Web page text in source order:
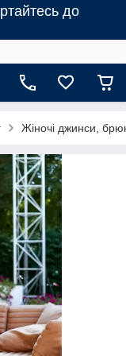
до
Жіночі джинси,